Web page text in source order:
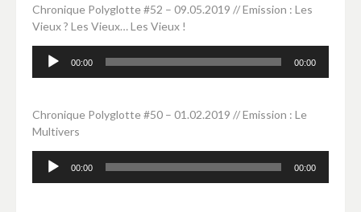
Chronique Polyglotte #52 – 09.05.2019 // Emission : Les
Vieux ? Les Vieux… Les Vieux !
Lecteur
audio
00:00 00:00
Chronique Polyglotte #50 – 01.02.2019 // Emission : Le
Multivers
Lecteur
audio
00:00 00:00